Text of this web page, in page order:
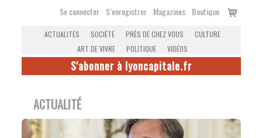
Se connecter S’enregistrer Magazines Boutique
Voir
ACTUALITÉS SOCIÉTÉ PRÈS DE CHEZ VOUS
CULTURE
ART DE VIVRE
POLITIQUE VIDÉOS
S'abonner à lyoncapitale.fr
ACTUALITÉ